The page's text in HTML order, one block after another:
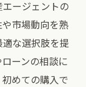
ージェントの
市場動向を熟
な選択肢を提
ーンの相談に
めての購入で